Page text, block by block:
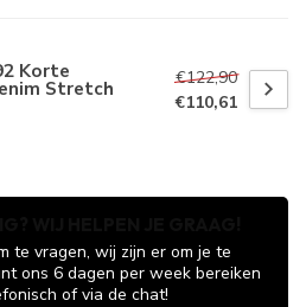
Korte
Stretch
€122,90
€110,61
te vragen, wij zijn er om je te
ons 6 dagen per week bereiken
of via de chat!